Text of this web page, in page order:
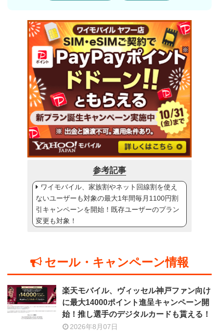
参考記事
ワイモバイル、家族割やネット回線割を使え
ないユーザーも対象の最大1年間毎月1100円割
引キャンペーンを開始！既存ユーザーのプラン
変更も対象！
セール・キャンペーン情報
楽天モバイル、ヴィッセル神戸ファン向け
に最大14000ポイント進呈キャンペーン開
始！推し選手のデジタルカードも貰える！
2026年8月07日